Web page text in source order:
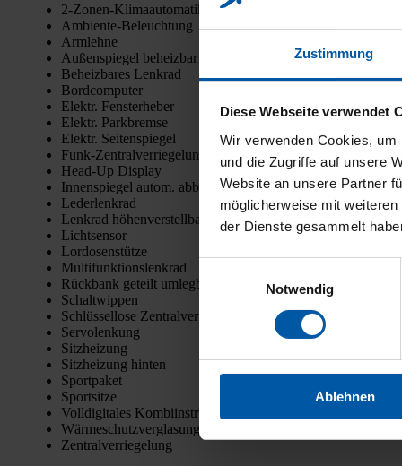
Zustimmung
Diese Webseite verwendet
Wir verwenden Cookies,
und die Zugriffe auf unsere
Website an unsere Partner
möglicherweise mit
der Dienste gesammelt
Notwendig
Ablehnen
2‑Zo­nen-Kli­ma­au­to­ma­tik
Ambi­en­te-Beleuch­tung
Arm­leh­ne
Außen­spie­gel beheiz­bar
Beheiz­ba­res Lenk­rad
Bord­com­pu­ter
Elektr. Fens­ter­he­ber
Elektr. Park­brem­se
Elektr. Sei­ten­spie­gel
Funk-Zen­tral­ver­rie­ge­lung
Head-Up Dis­play
Innen­spie­gel autom. abblen­dend
Leder­lenk­rad
Lenk­rad höhen­ver­stell­bar
Licht­sen­sor
Lor­do­sen­stüt­ze
Mul­ti­funk­ti­ons­lenk­rad
Rück­bank geteilt umleg­bar
Schalt­wip­pen
Schlüs­sel­lo­se Zen­tral­ver­rie­ge­lung
Ser­vo­len­kung
Sitz­hei­zung
Sitz­hei­zung hin­ten
Sport­pa­ket
Sport­sit­ze
Voll­di­gi­ta­les Kom­bi­in­stru­ment
Wär­me­schutz­ver­gla­sung
Zen­tral­ver­rie­ge­lung